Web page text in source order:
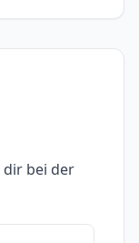
dir bei der